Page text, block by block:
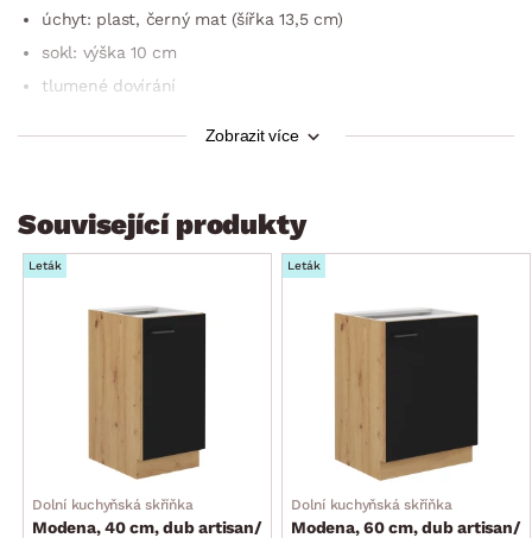
úchyt: plast, černý mat (šířka 13,5 cm)
sokl: výška 10 cm
tlumené dovírání
výška: 82 cm (bez pracovní desky)
hloubka: 52 cm (hloubka po osazení pracovní desky 60 cm)
dodáváno v demontu
Zobrazit více
Související produkty
Leták
Dolní kuchyňská skříňka
Modena, 40 cm, dub artisan/
Leták
Dolní kuchyňská skříňka
Modena, 60 cm, dub artisan/